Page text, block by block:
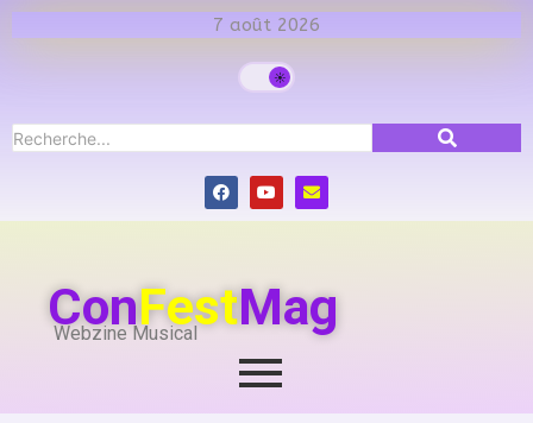
7 août 2026
ConFestMag
Webzine Musical